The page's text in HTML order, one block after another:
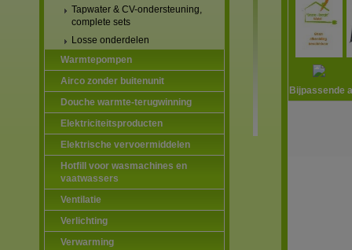
Tapwater & CV-ondersteuning,
complete sets
Losse onderdelen
Warmtepompen
Airco zonder buitenunit
Douche warmte-terugwinning
Elektriciteitsproducten
Elektrische vervoermiddelen
Hotfill voor wasmachines en
vaatwassers
Ventilatie
Verlichting
Verwarming
Bijpassende